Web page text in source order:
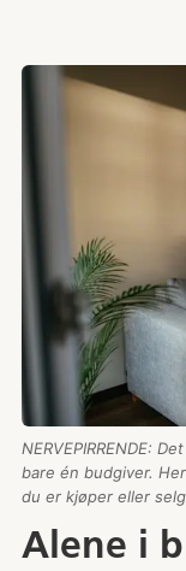
NERVEPIRRENDE:
bare én budgiver.
du er kjøper eller
Alene i